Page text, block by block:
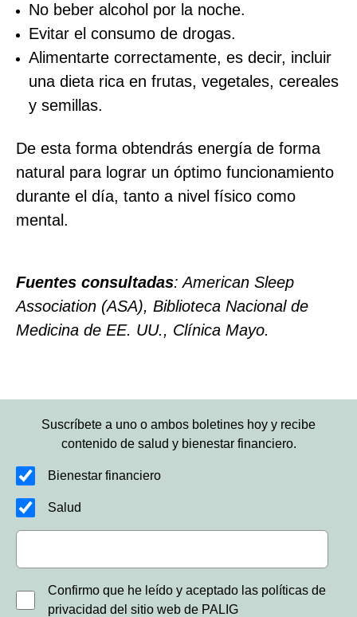
No beber alcohol por la noche.
Evitar el consumo de drogas.
Alimentarte correctamente, es decir, incluir
una dieta rica en frutas, vegetales, cereales
y semillas.
De esta forma obtendrás energía de forma
natural para lograr un óptimo funcionamiento
durante el día, tanto a nivel físico como
mental.
Fuentes consultadas: American Sleep
Association (ASA), Biblioteca Nacional de
Medicina de EE. UU., Clínica Mayo.
Suscríbete a uno o ambos boletines hoy y recibe
contenido de salud y bienestar financiero.
Bienestar financiero
Salud
Confirmo que he leído y aceptado las políticas de
privacidad del sitio web de PALIG